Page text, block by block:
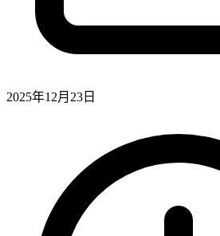
2025年12月23日